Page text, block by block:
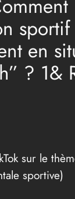
en
? 1&
sur le
sportive)